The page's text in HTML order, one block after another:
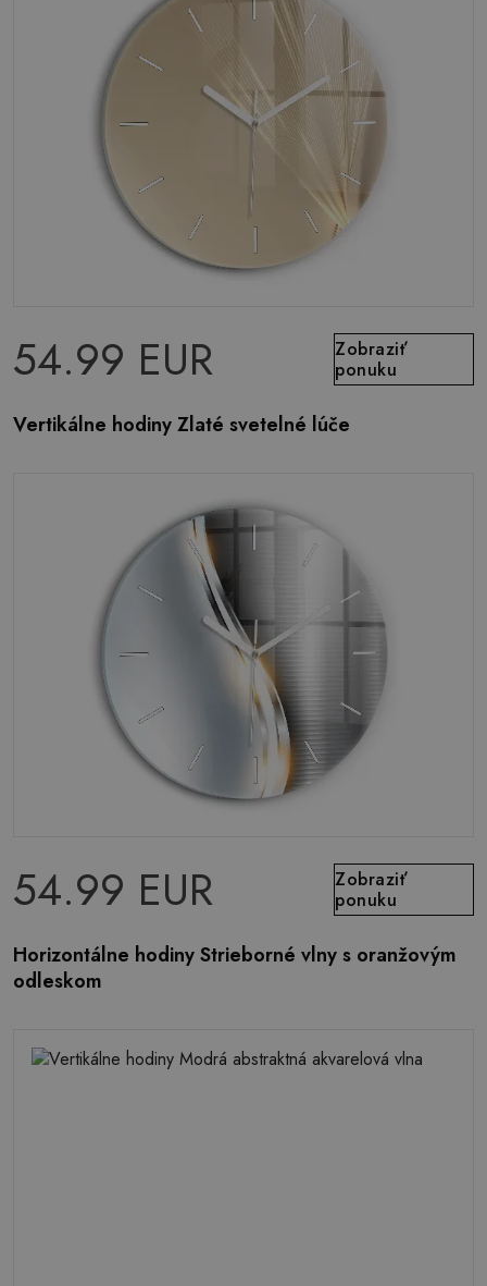
54.99 EUR
Zobraziť
ponuku
Vertikálne hodiny Zlaté svetelné lúče
54.99 EUR
Zobraziť
ponuku
Horizontálne hodiny Strieborné vlny s oranžovým
odleskom